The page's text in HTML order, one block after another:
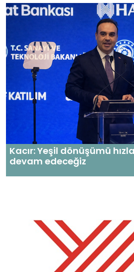
Kacır: Yeşil dönüşümü
devam edeceğiz